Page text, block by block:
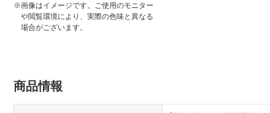
※画像はイメージです。ご使用のモニター
や閲覧環境により、実際の色味と異なる
場合がございます。
商品情報